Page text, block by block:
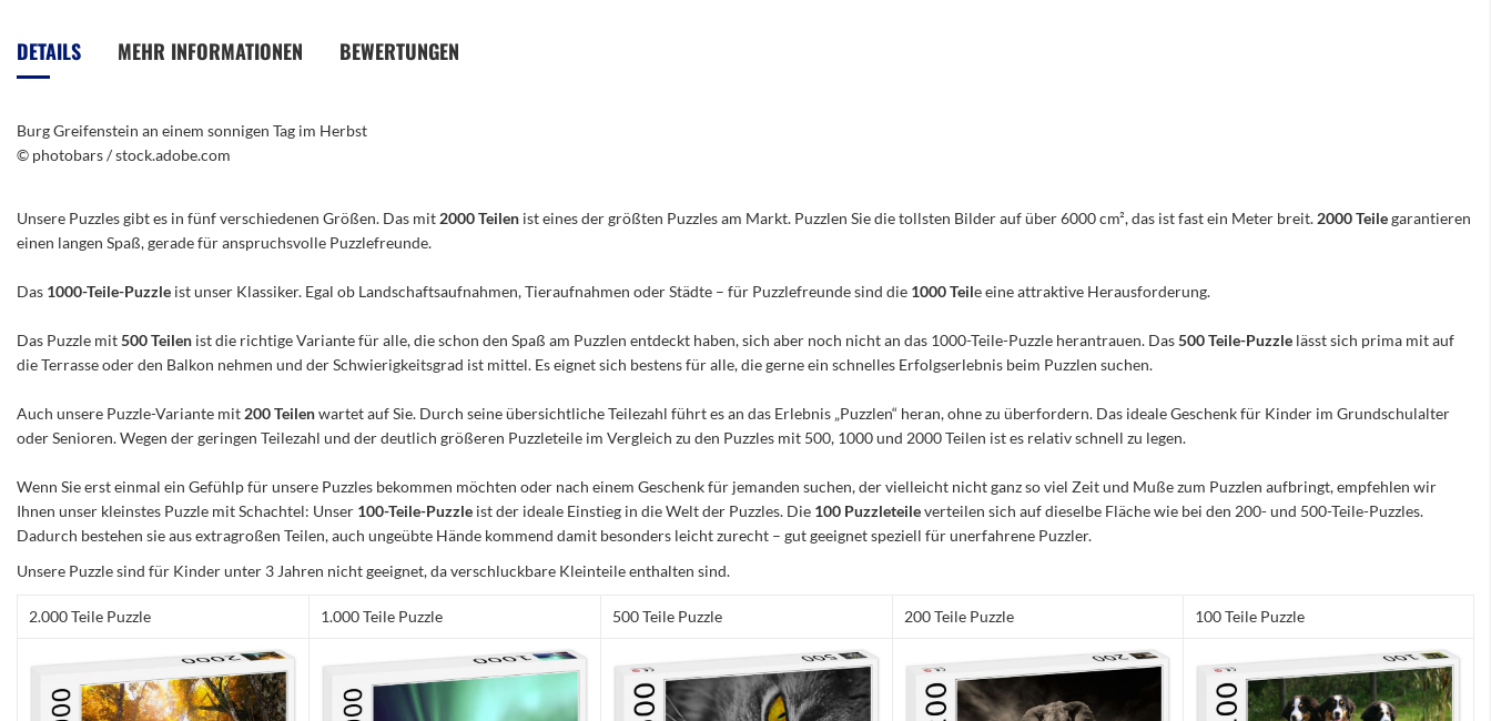
Bildergalerie
springen
DETAILS
Burg Greifenstein an einem sonnigen Tag im Herbst
© photobars / stock.adobe.com
MEHR INFORMATIONEN BEWERTUNGEN
Unsere Puzzles gibt es in fünf verschiedenen Größen. Das mit 2000 Teilen ist eines der größten Puzzles am Markt. Puzzlen Sie die tollsten Bilder auf über 6000 cm², das ist fast ein Meter breit. 2000 Teilegarantieren
einen langen Spaß, gerade für anspruchsvolle Puzzlefreunde.
Das 1000-Teile-Puzzle ist unser Klassiker. Egal ob Landschaftsaufnahmen, Tieraufnahmen oder Städte – für Puzzlefreunde sind die 1000 Teile eine attraktive Herausforderung.
Das Puzzle mit500 Teilen ist die richtige Variante für alle, die schon den Spaß am Puzzlen entdeckt haben, sich aber noch nicht an das 1000-Teile-Puzzle herantrauen. Das500 Teile-Puzzle lässt sich prima mit auf
die Terrasse oder den Balkon nehmen und der Schwierigkeitsgrad ist mittel. Es eignet sich bestens für alle, die gerne ein schnelles Erfolgserlebnis beim Puzzlen suchen.
Auch unsere Puzzle-Variante mit 200 Teilenwartet auf Sie. Durch seine übersichtliche Teilezahl führt es an das Erlebnis „Puzzlen“ heran, ohne zu überfordern. Das ideale Geschenk für Kinder im Grundschulalter
oder Senioren. Wegen der geringen Teilezahl und der deutlich größeren Puzzleteile im Vergleich zu den Puzzles mit 500, 1000 und 2000 Teilen ist es relativ schnell zu legen.
Wenn Sie erst einmal ein Gefühlp für unsere Puzzles bekommen möchten oder nach einem Geschenk für jemanden suchen, der vielleicht nicht ganz so viel Zeit und Muße zum Puzzlen aufbringt, empfehlen wir
Ihnen unser kleinstes Puzzle mit Schachtel: Unser 100-Teile-Puzzle ist der ideale Einstieg in die Welt der Puzzles. Die 100 Puzzleteileverteilen sich auf dieselbe Fläche wie bei den 200- und 500-Teile-Puzzles.
Dadurch bestehen sie aus extragroßen Teilen, auch ungeübte Hände kommend damit besonders leicht zurecht – gut geeignet speziell für unerfahrene Puzzler.
Unsere Puzzle sind für Kinder unter 3 Jahren nicht geeignet, da verschluckbare Kleinteile enthalten sind.
2.000 Teile Puzzle 1.000 Teile Puzzle 500 Teile Puzzle 200 Teile Puzzle 100 Teile Puzzle